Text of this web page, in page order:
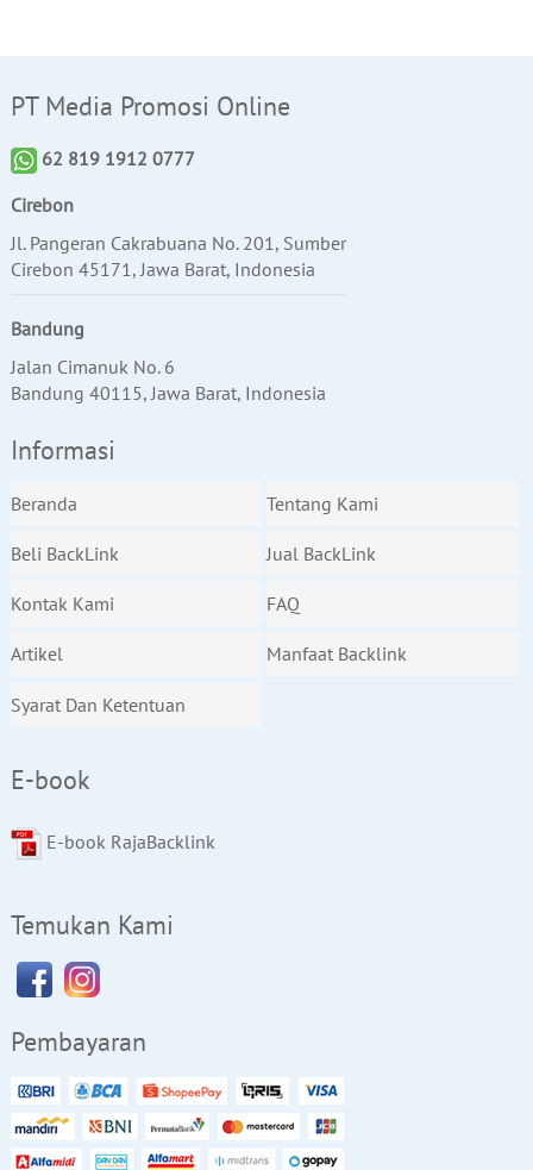
PT Media Promosi Online
62 819 1912 0777
Cirebon
Jl. Pangeran Cakrabuana No. 201, Sumber
Cirebon 45171, Jawa Barat, Indonesia
Bandung
Jalan Cimanuk No. 6
Bandung 40115, Jawa Barat, Indonesia
Informasi
Beranda Tentang Kami
Beli BackLink Jual BackLink
Kontak Kami FAQ
Artikel Manfaat Backlink
Syarat Dan Ketentuan
E-book
E-book RajaBacklink
Temukan Kami
Pembayaran